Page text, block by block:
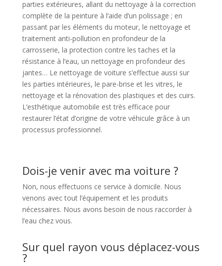
parties extérieures, allant du nettoyage à la correction
complète de la peinture à l’aide d’un polissage ; en
passant par les éléments du moteur, le nettoyage et
traitement anti-pollution en profondeur de la
carrosserie, la protection contre les taches et la
résistance à l’eau, un nettoyage en profondeur des
jantes… Le nettoyage de voiture s’effectue aussi sur
les parties intérieures, le pare-brise et les vitres, le
nettoyage et la rénovation des plastiques et des cuirs.
L’esthétique automobile est très efficace pour
restaurer l’état d’origine de votre véhicule grâce à un
processus professionnel.
Dois-je venir avec ma voiture ?
Non, nous effectuons ce service à domicile. Nous
venons avec tout l’équipement et les produits
nécessaires. Nous avons besoin de nous raccorder à
l’eau chez vous.
Sur quel rayon vous déplacez-vous
?